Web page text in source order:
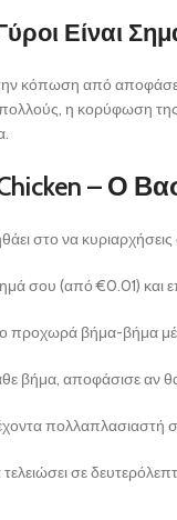
Είναι
κόπωση από
η κορύφωση της
– Ο
στο να
σου (από €0.01) και
προχωρά βήμα-βήμα
βήμα, αποφάσισε αν
πολλαπλασιαστή
σε